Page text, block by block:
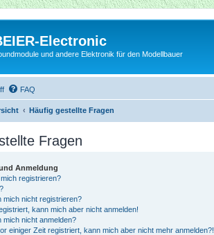
Electronic
und andere Elektronik für den Modellbauer
FAQ
Häufig gestellte Fragen
Fragen
Anmeldung
registrieren?
mich nicht registrieren?
kann mich aber nicht anmelden!
mich nicht anmelden?
einiger Zeit registriert, kann mich aber nicht mehr anmelden?!